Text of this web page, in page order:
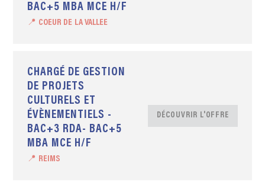
BAC+5 MBA MCE H/F
📍 COEUR DE LA VALLEE
CHARGÉ DE GESTION
DE PROJETS
CULTURELS ET
ÉVÈNEMENTIELS -
BAC+3 RDA- BAC+5
MBA MCE H/F
📍 REIMS
DÉCOUVRIR L'OFFRE